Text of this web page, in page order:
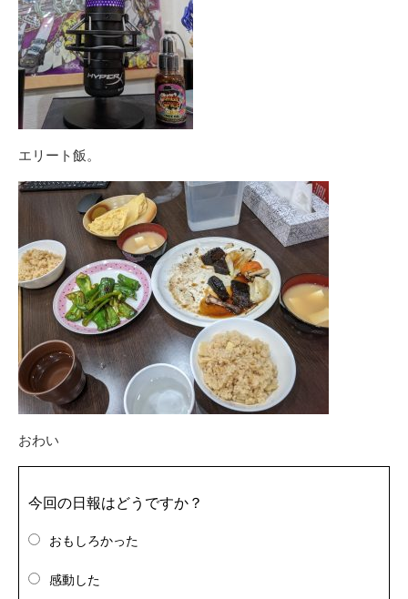
エリート飯。
おわい
今回の日報はどうですか？
おもしろかった
感動した